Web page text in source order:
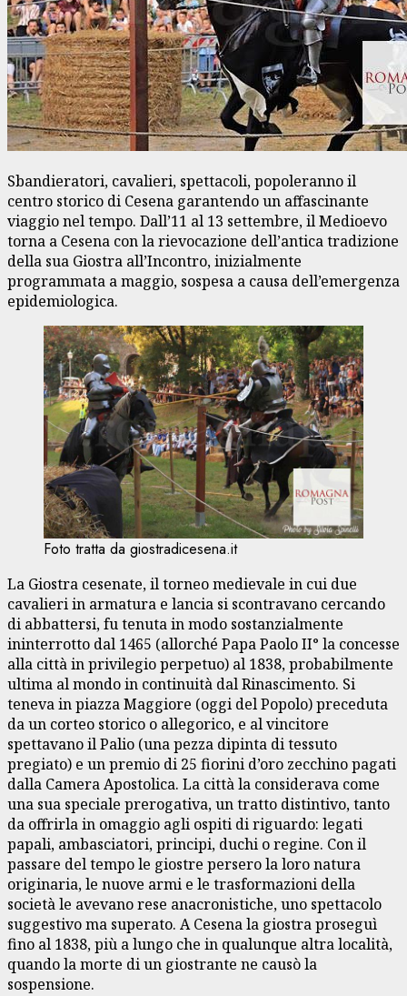
Sbandieratori, cavalieri, spettacoli, popoleranno il
centro storico di Cesena garantendo un affascinante
viaggio nel tempo. Dall’11 al 13 settembre, il Medioevo
torna a Cesena con la rievocazione dell’antica tradizione
della sua Giostra all’Incontro, inizialmente
programmata a maggio, sospesa a causa dell’emergenza
epidemiologica.
Foto tratta da giostradicesena.it
La Giostra cesenate, il torneo medievale in cui due
cavalieri in armatura e lancia si scontravano cercando
di abbattersi, fu tenuta in modo sostanzialmente
ininterrotto dal 1465 (allorché Papa Paolo II° la concesse
alla città in privilegio perpetuo) al 1838, probabilmente
ultima al mondo in continuità dal Rinascimento. Si
teneva in piazza Maggiore (oggi del Popolo) preceduta
da un corteo storico o allegorico, e al vincitore
spettavano il Palio (una pezza dipinta di tessuto
pregiato) e un premio di 25 fiorini d’oro zecchino pagati
dalla Camera Apostolica. La città la considerava come
una sua speciale prerogativa, un tratto distintivo, tanto
da offrirla in omaggio agli ospiti di riguardo: legati
papali, ambasciatori, principi, duchi o regine. Con il
passare del tempo le giostre persero la loro natura
originaria, le nuove armi e le trasformazioni della
società le avevano rese anacronistiche, uno spettacolo
suggestivo ma superato. A Cesena la giostra proseguì
fino al 1838, più a lungo che in qualunque altra località,
quando la morte di un giostrante ne causò la
sospensione.